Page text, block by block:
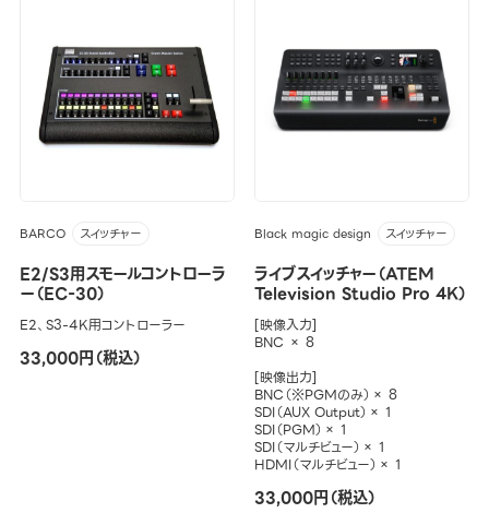
BARCO スイッチャー
E2/S3用スモールコントローラ
ー（EC-30）
E2、S3-4K用コントローラー
33,000円（税込）
Black magic design スイッチャー
ライブスイッチャー（ATEM
Television Studio Pro 4K）
[映像入力]
BNC × 8
[映像出力]
BNC（※PGMのみ）× 8
SDI（AUX Output）× 1
SDI（PGM）× 1
SDI（マルチビュー）× 1
HDMI（マルチビュー）× 1
33,000円（税込）